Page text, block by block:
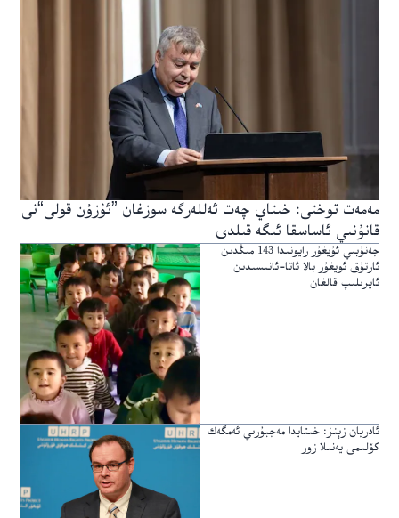
مەمەت توختى: خىتاي چەت ئەللەرگە سوزغان ”ئۇزۇن قولى“نى
قانۇنىي ئاساسقا ئىگە قىلدى
جەنۇبىي ئۇيغۇر رايونىدا 143 مىڭدىن
ئارتۇق ئويغۇر بالا ئاتا-ئانىسىدىن
ئايرىلىپ قالغان
ئادريان زېنز: خىتايدا مەجبۇرىي ئەمگەك
كۆلىمى يەنىلا زور